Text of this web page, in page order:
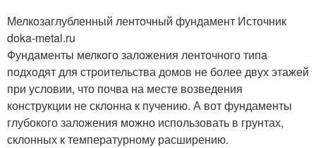
Мелкозаглубленный ленточный фундамент Источник
doka-metal.ru
Фундаменты мелкого заложения ленточного типа
подходят для строительства домов не более двух этажей
при условии, что почва на месте возведения
конструкции не склонна к пучению. А вот фундаменты
глубокого заложения можно использовать в грунтах,
склонных к температурному расширению.